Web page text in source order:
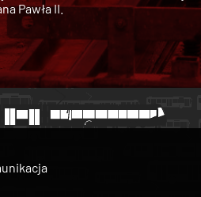
Pawła II.